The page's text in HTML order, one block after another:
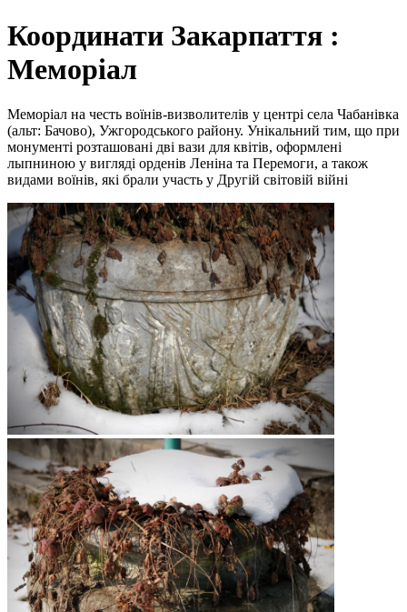
Координати Закарпаття :
Меморіал
Меморіал на честь воїнів-визволителів у центрі села Чабанівка
(альт: Бачово), Ужгородського району. Унікальний тим, що при
монументі розташовані дві вази для квітів, оформлені
лыпниною у вигляді орденів Леніна та Перемоги, а також
видами воїнів, які брали участь у Другій світовій війні